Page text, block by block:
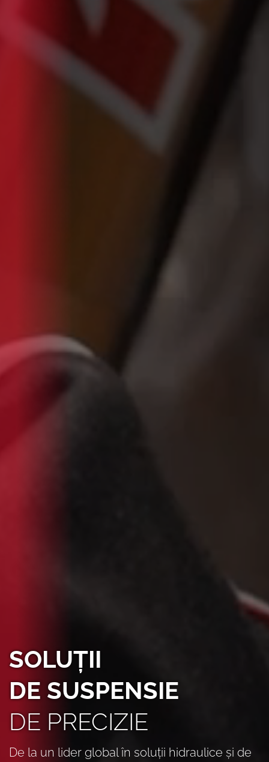
SOLUȚII
DE SUSPENSIE
DE PRECIZIE
De la un lider global în soluții hidraulice și de